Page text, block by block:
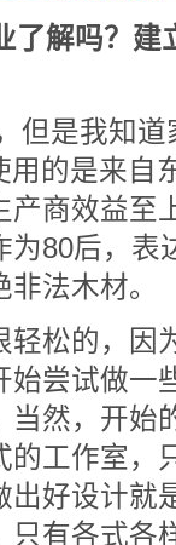
了解吗？建
但是我知
用的是来自
商效益至
80后，表
法木材。
轻松的，因
始尝试做一
然，开始
工作室，
好设计就
有各式各